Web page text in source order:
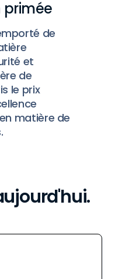
primée
de
et
de
le prix
matière de